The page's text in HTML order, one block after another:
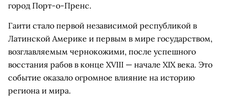
город Порт-о-Пренс.
Гаити стало первой независимой республикой в
Латинской Америке и первым в мире государством,
возглавляемым чернокожими, после успешного
восстания рабов в конце XVIII — начале XIX века. Это
событие оказало огромное влияние на историю
региона и мира.